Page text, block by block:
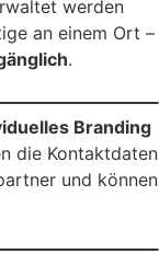
werden
an einem Ort –
.
Branding
die Kontaktdaten
und können